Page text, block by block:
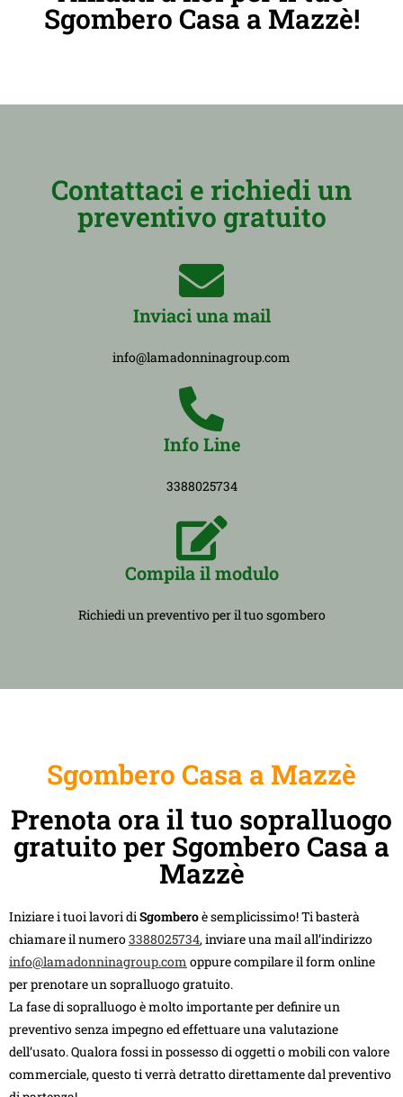
Sgombero Casa a Mazzè!
Contattaci e richiedi un
preventivo gratuito
Inviaci una mail
info@lamadonninagroup.com
Info Line
3388025734
Compila il modulo
Richiedi un preventivo per il tuo sgombero
Sgombero Casa a Mazzè
Prenota ora il tuo sopralluogo
gratuito per Sgombero Casa a
Mazzè
Iniziare i tuoi lavori di Sgomberoè semplicissimo! Ti basterà
chiamare il numero3388025734, inviare una mail all’indirizzo
info@lamadonninagroup.com oppure compilare il form online
per prenotare un sopralluogo gratuito.
La fase di sopralluogo è molto importante per definire un
preventivo senza impegno ed effettuare una valutazione
dell’usato. Qualora fossi in possesso di oggetti o mobili con valore
commerciale, questo ti verrà detratto direttamente dal preventivo